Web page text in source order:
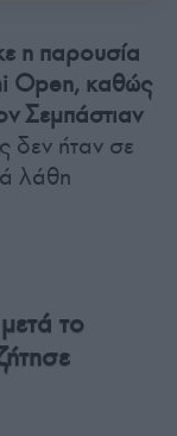
η παρουσία
Open, καθώς
Σεμπάστιαν
δεν ήταν σε
λάθη
το